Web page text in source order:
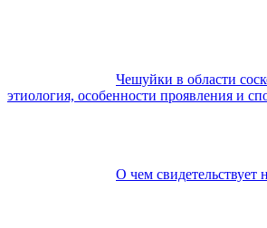
Чешуйки в области
этиология, особенности проявления и
О чем свидетельствует